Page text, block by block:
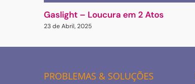
Gaslight – Loucura em 2 Atos
23 de Abril, 2025
PROBLEMAS & SOLUÇÕES